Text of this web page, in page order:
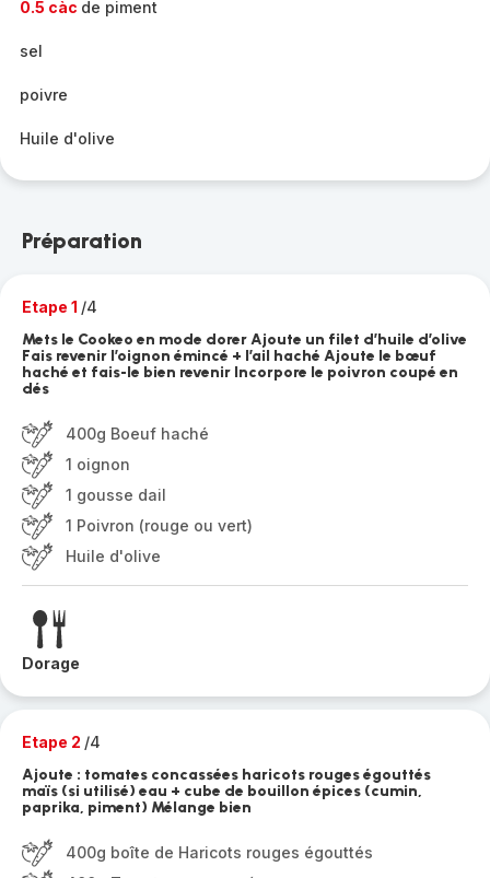
0.5 càc de piment
sel
poivre
Huile d'olive
Préparation
Etape 1 /4
Mets le Cookeo en mode dorer Ajoute un filet d’huile d’olive
Fais revenir l’oignon émincé + l’ail haché Ajoute le bœuf
haché et fais-le bien revenir Incorpore le poivron coupé en
dés
400g Boeuf haché
1 oignon
1 gousse dail
1 Poivron (rouge ou vert)
Huile d'olive
Dorage
Etape 2 /4
Ajoute : tomates concassées haricots rouges égouttés
maïs (si utilisé) eau + cube de bouillon épices (cumin,
paprika, piment) Mélange bien
400g boîte de Haricots rouges égouttés